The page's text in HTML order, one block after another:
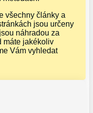
všechny články a
jsou určeny
náhradou za
máte jakékoliv
Vám vyhledat